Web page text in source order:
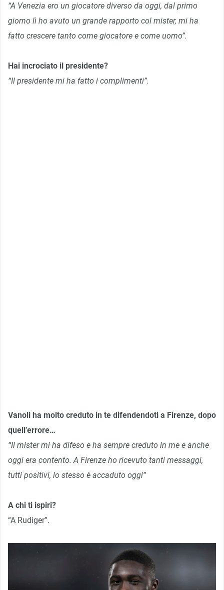
“A Venezia ero un giocatore diverso da oggi, dal primo
giorno lì ho avuto un grande rapporto col mister, mi ha
fatto crescere tanto come giocatore e come uomo”.
Hai incrociato il presidente?
“Il presidente mi ha fatto i complimenti”.
Vanoli ha molto creduto in te difendendoti a Firenze, dopo
quell’errore…
“Il mister mi ha difeso e ha sempre creduto in me e anche
oggi era contento. A Firenze ho ricevuto tanti messaggi,
tutti positivi, lo stesso è accaduto oggi”
A chi ti ispiri?
“A Rudiger”.